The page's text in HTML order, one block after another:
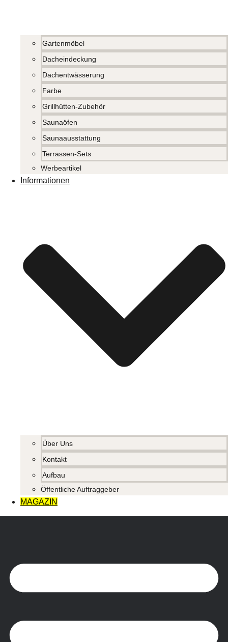
Gartenmöbel
Dacheindeckung
Dachentwässerung
Farbe
Grillhütten-Zubehör
Saunaöfen
Saunaausstattung
Terrassen-Sets
Werbeartikel
Informationen
Über Uns
Kontakt
Aufbau
Öffentliche Auftraggeber
MAGAZIN